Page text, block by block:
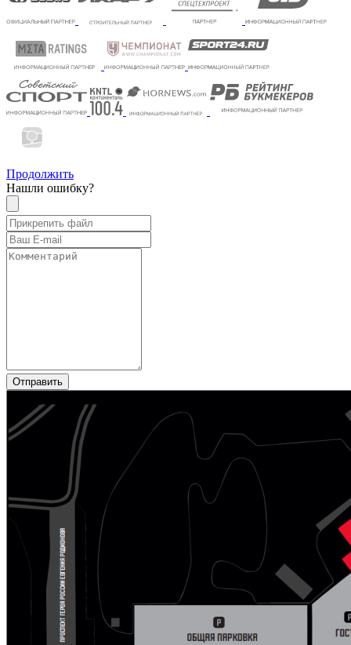
Продолжить
Нашли ошибку?